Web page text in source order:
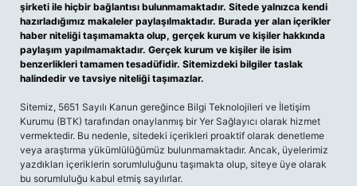
şirketi ile hiçbir bağlantısı bulunmamaktadır. Sitede yalnızca kendi
hazırladığımız makaleler paylaşılmaktadır. Burada yer alan içerikler
haber niteliği taşımamakta olup, gerçek kurum ve kişiler hakkında
paylaşım yapılmamaktadır. Gerçek kurum ve kişiler ile isim
benzerlikleri tamamen tesadüfidir. Sitemizdeki bilgiler taslak
halindedir ve tavsiye niteliği taşımazlar.
Sitemiz, 5651 Sayılı Kanun gereğince Bilgi Teknolojileri ve İletişim
Kurumu (BTK) tarafından onaylanmış bir Yer Sağlayıcı olarak hizmet
vermektedir. Bu nedenle, sitedeki içerikleri proaktif olarak denetleme
veya araştırma yükümlülüğümüz bulunmamaktadır. Ancak, üyelerimiz
yazdıkları içeriklerin sorumluluğunu taşımakta olup, siteye üye olarak
bu sorumluluğu kabul etmiş sayılırlar.